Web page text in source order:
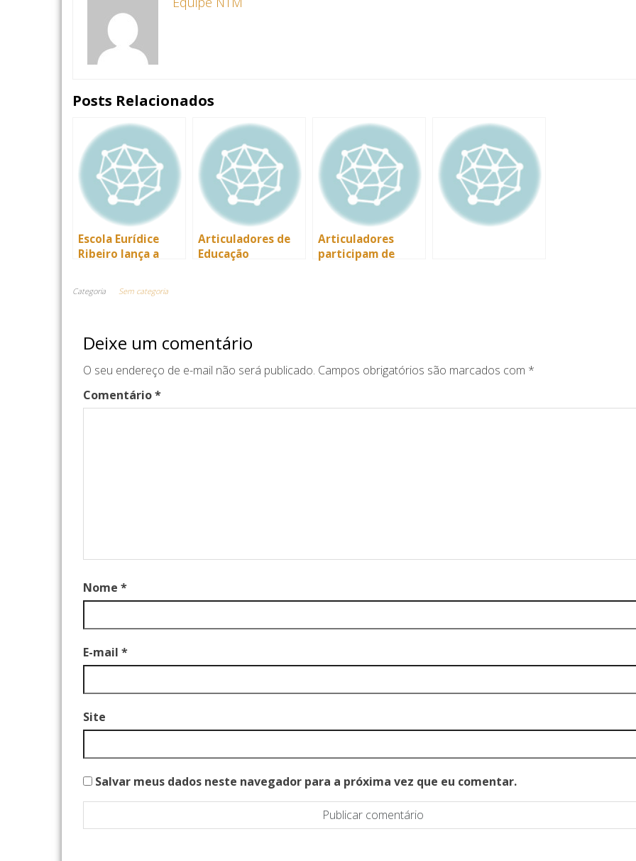
Posts Relacionados
Escola Eurídice
Ribeiro lança a
QUIPÁ”
Articuladores de
Educação
Articuladores
participam de
Categoria Sem categoria
Deixe um comentário
O seu endereço de e-mail não será publicado. Campos obrigatórios são marcados com *
Comentário*
Nome *
E-mail *
Site
Salvar meus dados neste navegador para a próxima vez que eu comentar.